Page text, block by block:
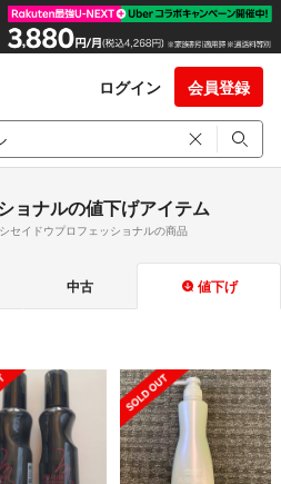
ログイン 会員登録
ョナルの値下げアイテム
セイドウプロフェッショナルの商品
中古 値下げ